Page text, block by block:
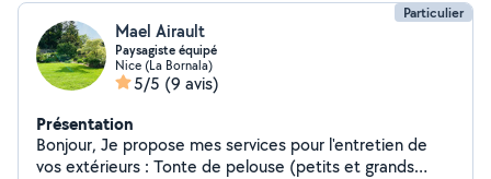
Particulier
Mael Airault
Paysagiste équipé
Nice (La Bornala)
5/5 (9 avis)
Présentation
Bonjour, Je propose mes services pour l'entretien de
vos extérieurs : Tonte de pelouse (petits et grands